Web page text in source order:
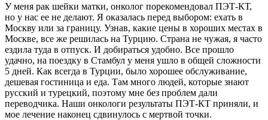
У меня рак шейки матки, онколог порекомендовал ПЭТ-КТ,
но у нас ее не делают. Я оказалась перед выбором: ехать в
Москву или за границу. Узнав, какие цены в хороших местах в
Москве, все же решилась на Турцию. Страна не чужая, я часто
ездила туда в отпуск. И добираться удобно. Все прошло
удачно, на поездку в Стамбул у меня ушло в общей сложности
5 дней. Как всегда в Турции, было хорошее обслуживание,
дешевая гостиница и еда. Там много людей, которые знают
русский и турецкий, поэтому мне без проблем дали
переводчика. Наши онкологи результаты ПЭТ-КТ приняли, и
мое лечение наконец сдвинулось с мертвой точки.